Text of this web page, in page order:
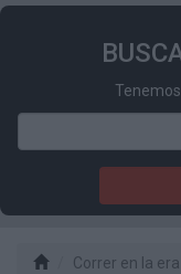
Correr en la